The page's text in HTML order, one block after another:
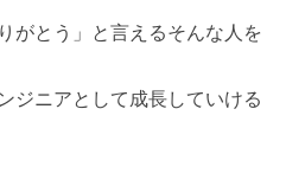
極力複数人の意見を調整する
バリー）を行っている
がとう」と言えるそんな人を
ジニアとして成長していける